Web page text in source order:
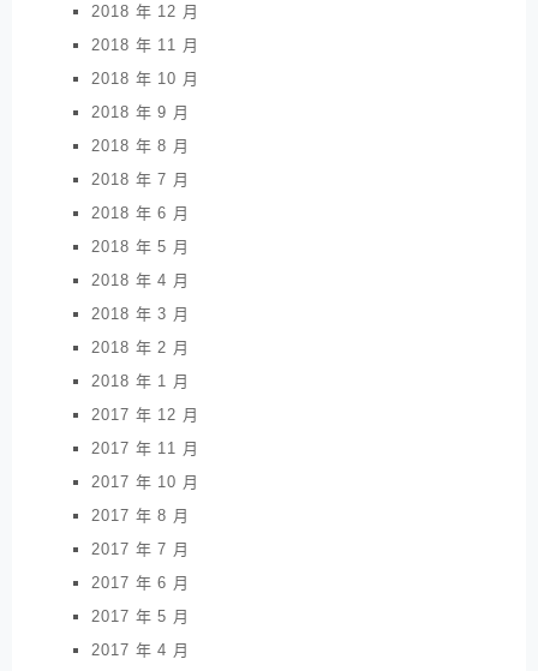
2018 年 12 月
2018 年 11 月
2018 年 10 月
2018 年 9 月
2018 年 8 月
2018 年 7 月
2018 年 6 月
2018 年 5 月
2018 年 4 月
2018 年 3 月
2018 年 2 月
2018 年 1 月
2017 年 12 月
2017 年 11 月
2017 年 10 月
2017 年 8 月
2017 年 7 月
2017 年 6 月
2017 年 5 月
2017 年 4 月